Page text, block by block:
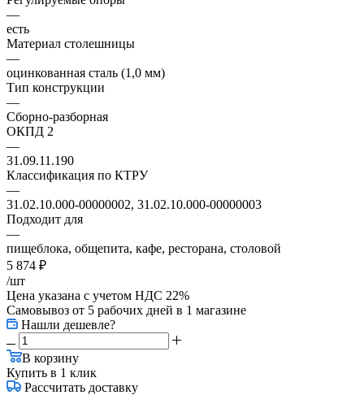
—
есть
Материал столешницы
—
оцинкованная сталь (1,0 мм)
Тип конструкции
—
Сборно-разборная
ОКПД 2
—
31.09.11.190
Классификация по КТРУ
—
31.02.10.000-00000002, 31.02.10.000-00000003
Подходит для
—
пищеблока, общепита, кафе, ресторана, столовой
5 874 ₽
/шт
Цена указана с учетом НДС 22%
Самовывоз от 5 рабочих дней в 1 магазине
Нашли дешевле?
В корзину
Купить в 1 клик
Рассчитать доставку